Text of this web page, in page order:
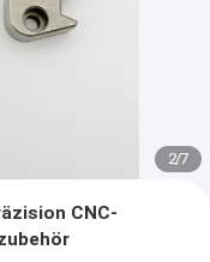
2/7
CNC-